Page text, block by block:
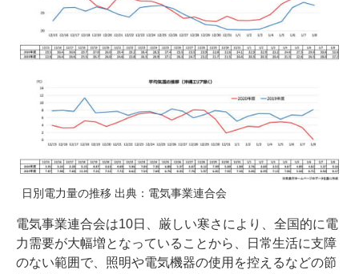
日別電力量の推移 出典：電気事業連合会
電気事業連合会は10日、厳しい寒さにより、全国的に電
力需要が大幅増となっていることから、日常生活に支障
のない範囲で、照明や電気機器の使用を控えるなどの節